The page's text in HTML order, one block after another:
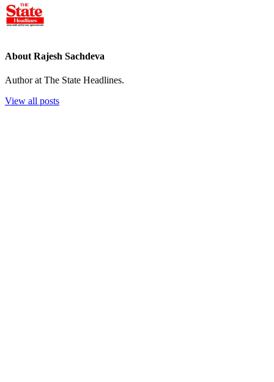
About Rajesh Sachdeva
Author at The State Headlines.
View all posts